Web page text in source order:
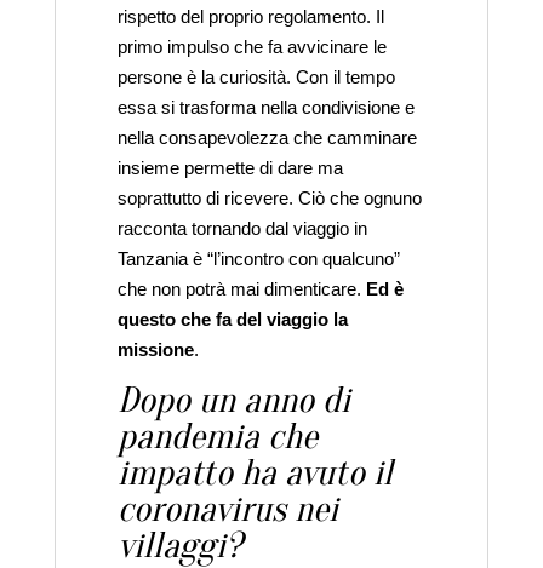
rispetto del proprio regolamento. Il
primo impulso che fa avvicinare le
persone è la curiosità. Con il tempo
essa si trasforma nella condivisione e
nella consapevolezza che camminare
insieme permette di dare ma
soprattutto di ricevere. Ciò che ognuno
racconta tornando dal viaggio in
Tanzania è “l’incontro con qualcuno”
che non potrà mai dimenticare. Ed è
questo che fa del viaggio la
missione.
Dopo un anno di
pandemia che
impatto ha avuto il
coronavirus nei
villaggi?